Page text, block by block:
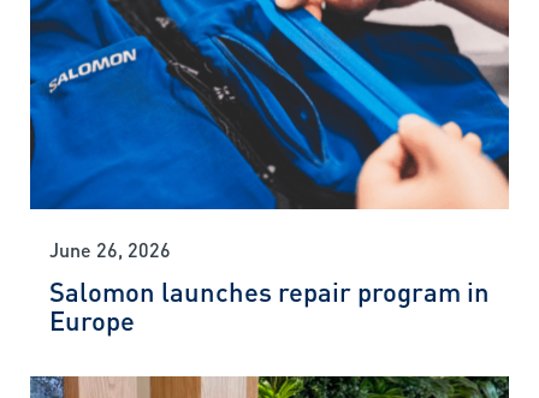
June 26, 2026
Salomon launches repair program in
Europe